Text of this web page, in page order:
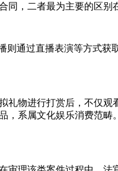
，二者最为主要的区别
通过直播表演等方式
物进行打赏后，不仅
系属文化娱乐消费范